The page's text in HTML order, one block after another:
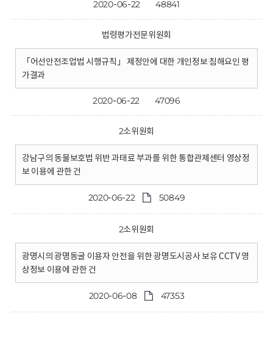
2020-06-22 48841
법령평가전문위원회
「어선안전조업법 시행규칙」 제정안에 대한 개인정보 침해요인 평
가결과
2020-06-22 47096
2소위원회
강남구의 동물보호법 위반 과태료 부과를 위한 통합관제센터 영상정
보 이용에 관한 건
2020-06-22 50849
2소위원회
광명시의 광명동굴 이용자 안전을 위한 광명도시공사 보유 CCTV 영
상정보 이용에 관한 건
2020-06-08 47353